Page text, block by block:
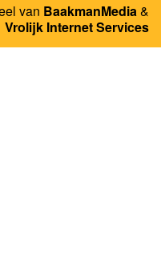
van BaakmanMedia&
Vrolijk Internet Services